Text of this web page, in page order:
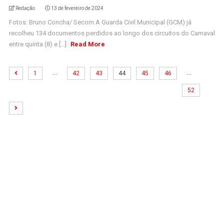
Redação 13 de fevereiro de 2024
Fotos: Bruno Concha/ Secom A Guarda Civil Municipal (GCM) já
recolheu 134 documentos perdidos ao longo dos circuitos do Carnaval
entre quinta (8) e [...]
Read More
1 … 42 43 44 45 46 …
52